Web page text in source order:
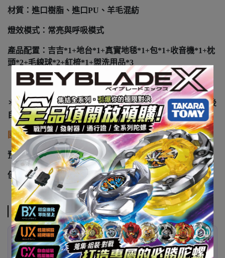
材質：進口樹脂、進口PU、羊毛混紡
燈效模式：常亮與呼吸模式
產品配置：吉吉*1+地台*1+真實地毯*1+包*1+收音機*1+枕
頭*2+毛線球*2+紅梳*1+盥洗用品*3
＊說明：紅線為單獨附贈配件，出貨不預纏，由玩家收到後
自行纏繞。可自由創作專屬造型。
國際運費到台另計
預計發貨日：26年12月
僅供參考，以廠商實際出貨時間為準
注意事項
✦ 代購已發售商品 ✦
400% & 500% 下單後約2–3 週抵台